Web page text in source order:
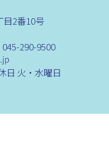
目2番10号
290-9500
日 火・水曜日